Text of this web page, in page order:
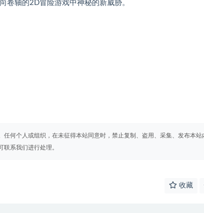
卷轴的2D冒险游戏中神秘的新威胁。
何个人或组织，在未征得本站同意时，禁止复制、盗用、采集、发布本站
系我们进行处理。
收藏